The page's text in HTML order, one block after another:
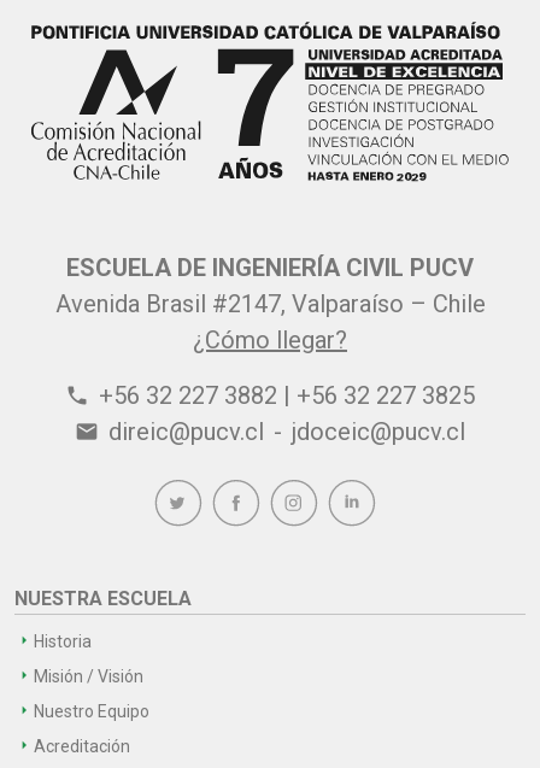
ESCUELA DE INGENIERÍA CIVIL PUCV
Avenida Brasil #2147, Valparaíso – Chile
¿Cómo llegar?
phone +56 32 227 3882 | +56 32 227 3825
email direic@pucv.cl - jdoceic@pucv.cl
NUESTRA ESCUELA
Historia
Misión / Visión
Nuestro Equipo
Acreditación